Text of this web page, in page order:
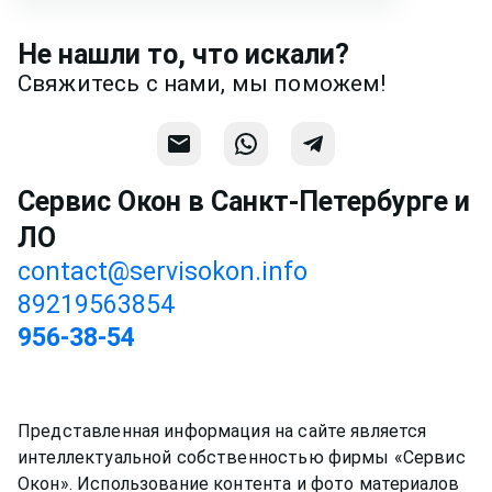
предметней если Вы пришлете
фотографии, размеры и пр.
Не нашли то, что искали?
Свяжитесь с нами, мы поможем!
Сервис Окон в Санкт-Петербурге и
ЛО
contact@servisokon.info
89219563854
956-38-54
Представленная информация на сайте является
интеллектуальной собственностью фирмы «Сервис
Окон». Использование контента и фото материалов